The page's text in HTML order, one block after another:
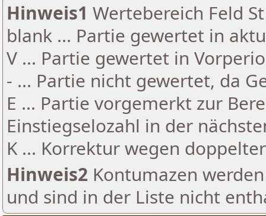
Hinweis1 Wertebereich Feld
blank ... Partie gewertet in
V ... Partie gewertet in
- ... Partie nicht gewertet, da
E ... Partie vorgemerkt zur
Einstiegselozahl in der
K ... Korrektur wegen
Hinweis2 Kontumazen
und sind in der Liste nicht